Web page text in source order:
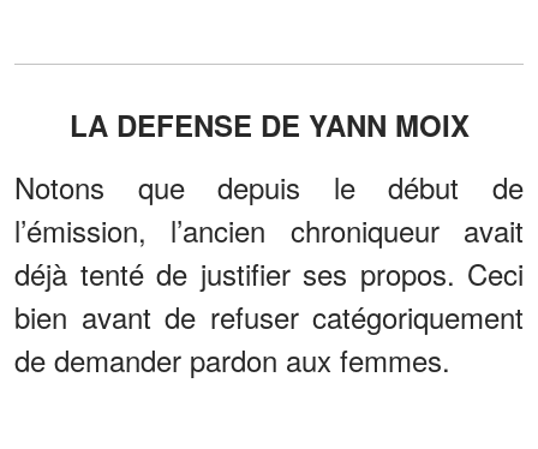
LA DEFENSE DE YANN MOIX
Notons que depuis le début de
l’émission, l’ancien chroniqueur avait
déjà tenté de justifier ses propos. Ceci
bien avant de refuser catégoriquement
de demander pardon aux femmes.